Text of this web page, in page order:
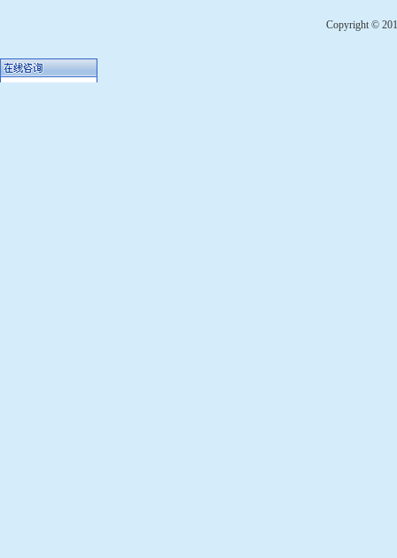
Copyright ©